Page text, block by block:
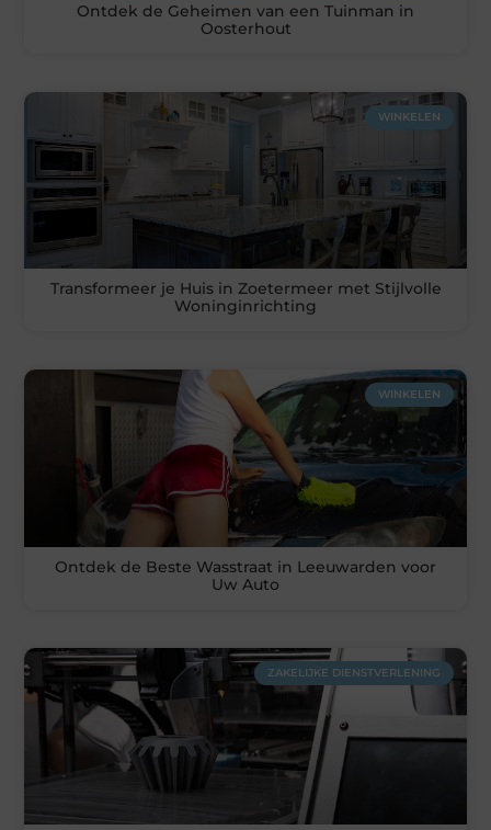
Ontdek de Geheimen van een Tuinman in
Oosterhout
WINKELEN
Transformeer je Huis in Zoetermeer met Stijlvolle
Woninginrichting
WINKELEN
Ontdek de Beste Wasstraat in Leeuwarden voor
Uw Auto
ZAKELIJKE DIENSTVERLENING